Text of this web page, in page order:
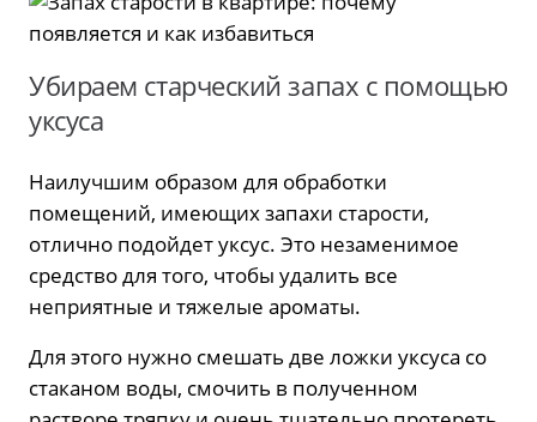
Убираем старческий запах с помощью
уксуса
Наилучшим образом для обработки
помещений, имеющих запахи старости,
отлично подойдет уксус. Это незаменимое
средство для того, чтобы удалить все
неприятные и тяжелые ароматы.
Для этого нужно смешать две ложки уксуса со
стаканом воды, смочить в полученном